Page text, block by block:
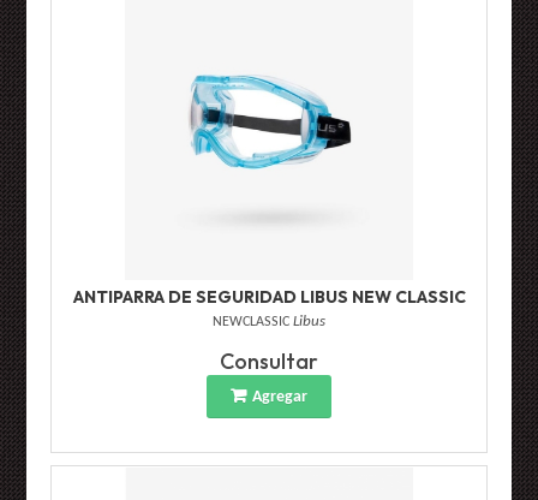
ANTIPARRA DE SEGURIDAD LIBUS NEW CLASSIC
NEWCLASSIC Libus
Consultar
Agregar